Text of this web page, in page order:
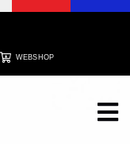
WEBSHOP